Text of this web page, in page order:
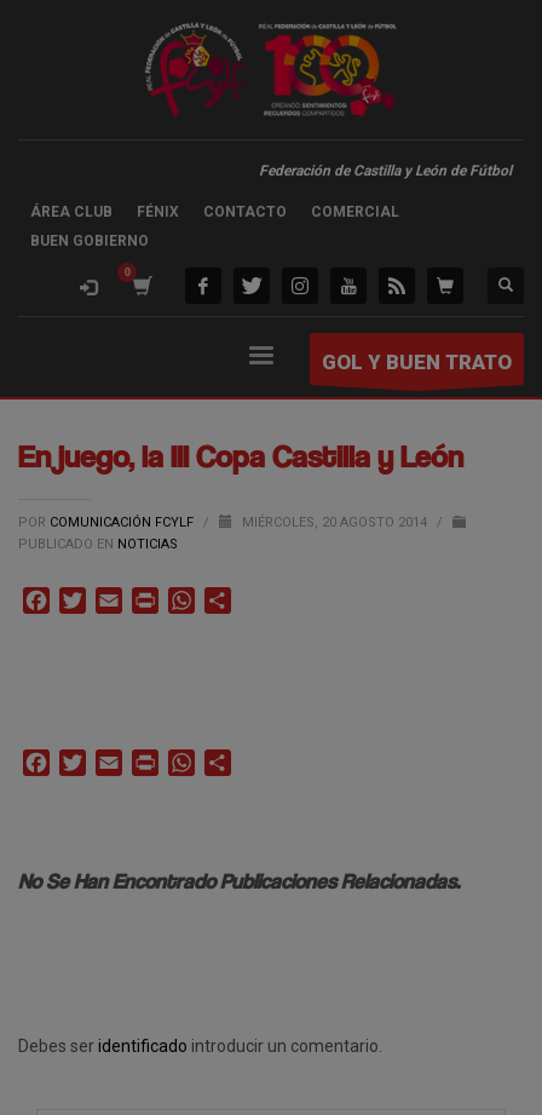
Federación de Castilla y León de Fútbol
ÁREA CLUB FÉNIX CONTACTO
COMERCIAL
BUEN GOBIERNO
GOL Y BUEN TRATO
En juego, la III Copa Castilla y León
POR COMUNICACIÓN FCYLF / MIÉRCOLES, 20 AGOSTO 2014
/
PUBLICADO EN NOTICIAS
FacebookTwitterEmail Print WhatsApp
FacebookTwitterEmail Print WhatsApp
No Se Han Encontrado Publicaciones Relacionadas.
Debes seridentificado introducir un comentario.